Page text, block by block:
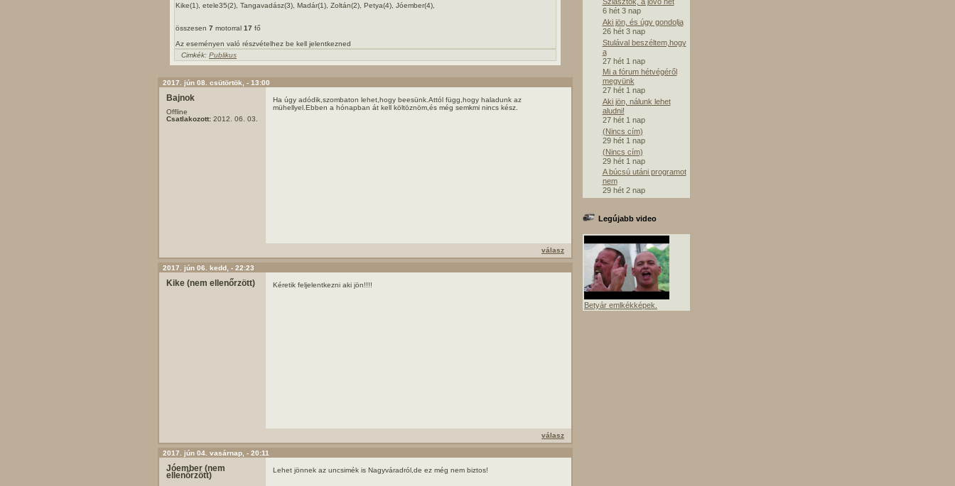
Kike(1), etele35(2), Tangavadász(3), Madár(1), Zoltán(2), Petya(4), Jóember(4),
összesen 7 motorral 17 fő
Az eseményen való részvételhez be kell jelentkezned
Cimkék: Publikus
2017. jún 08. csütörtök, - 13:00
Bajnok
Offline
Csatlakozott: 2012. 06. 03.
Ha úgy adódik,szombaton lehet,hogy beesünk.Attól függ,hogy haladunk az
mühellyel.Ebben a hónapban át kell költöznöm,és még semkmi nincs kész.
válasz
2017. jún 06. kedd, - 22:23
Kike (nem ellenőrzött) Kéretik feljelentkezni aki jön!!!!
válasz
2017. jún 04. vasárnap, - 20:11
Jóember (nem
ellenőrzött)
Lehet jönnek az uncsimék is Nagyváradról,de ez még nem biztos!
6 hét 3 nap
Aki jön, és úgy gondolja
26 hét 3 nap
Stulával beszéltem,hogy
a
27 hét 1 nap
Mi a fórum hétvégéről
megyünk
27 hét 1 nap
Aki jön, nálunk lehet
aludni!
27 hét 1 nap
(Nincs cím)
29 hét 1 nap
(Nincs cím)
29 hét 1 nap
A búcsú utáni programot
nem
29 hét 2 nap
Legújabb video
Betyár emlkékképek.